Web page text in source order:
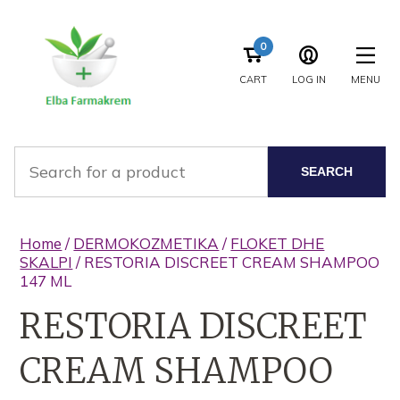
CART
0
LOG IN MENU
SEARCH
Home / DERMOKOZMETIKA / FLOKET DHE
SKALPI / RESTORIA DISCREET CREAM SHAMPOO
147 ML
RESTORIA DISCREET
CREAM SHAMPOO